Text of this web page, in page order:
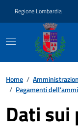
Regione Lombardia
Home /
/ Pagamenti
Dati sui